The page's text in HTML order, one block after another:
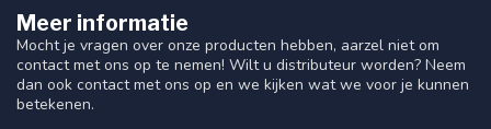
Meer informatie
Mocht je vragen over onze producten hebben, aarzel niet om
contact met ons op te nemen! Wilt u distributeur worden? Neem
dan ook contact met ons op en we kijken wat we voor je kunnen
betekenen.